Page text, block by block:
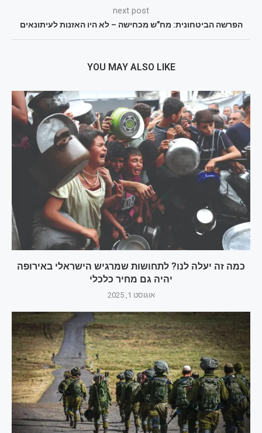
next post
הפרשה הביטחונית: מח"ש מכחישה – לא היו האזנות לעיתונאים
YOU MAY ALSO LIKE
כמה זה יעלה לנו? לתחושות שמרגיש הישראלי באירופה
יהיה גם מחיר כלכלי
אוגוסט 1, 2025